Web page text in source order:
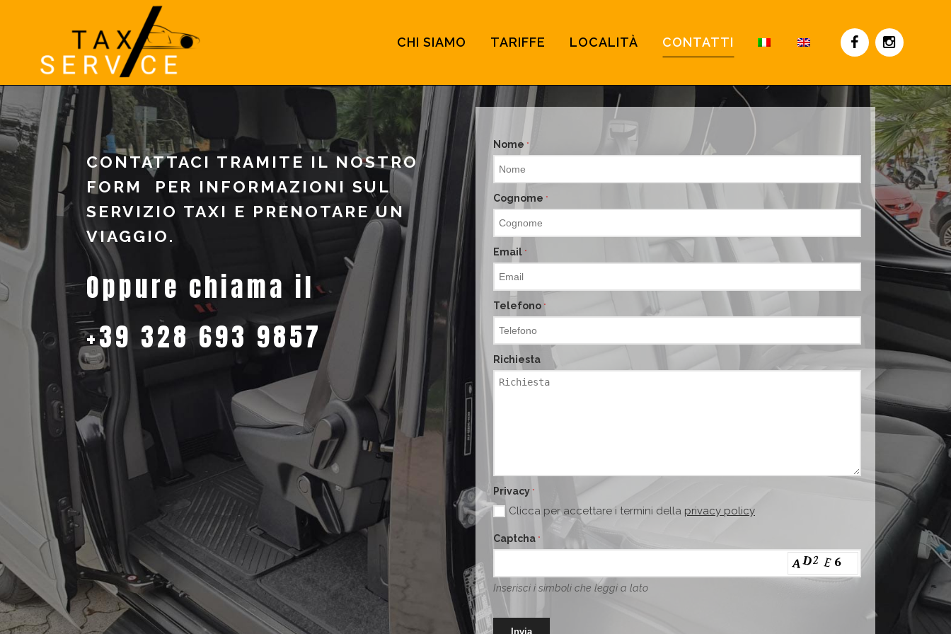
CHI SIAMO TARIFFE LOCALITÀ CONTATTI
CONTATTACI TRAMITE IL NOSTRO
FORM PER INFORMAZIONI SUL
SERVIZIO TAXI E PRENOTARE UN
VIAGGIO.
Oppure chiama il
+39 328 693 9857
Nome *
Cognome *
Email *
Telefono *
Richiesta
Privacy *
Clicca per accettare i termini della privacy policy
Captcha *
Inserisci i simboli che leggi a lato
Invia